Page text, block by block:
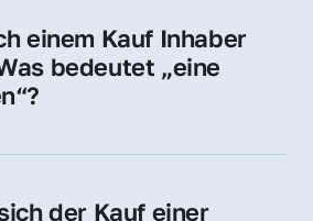
einem Kauf Inhaber
bedeutet „eine
Rechte zur Nutzung,
der Kauf einer